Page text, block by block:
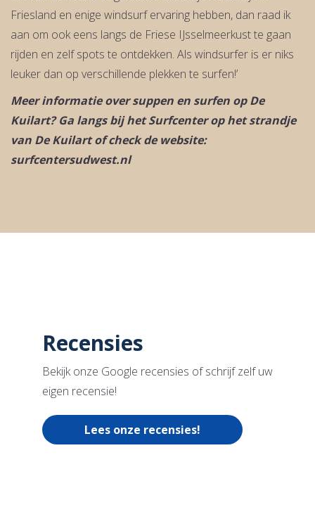
Friesland en enige windsurf ervaring hebben, dan raad ik
aan om ook eens langs de Friese IJsselmeerkust te gaan
rijden en zelf spots te ontdekken. Als windsurfer is er niks
leuker dan op verschillende plekken te surfen!’
Meer informatie over suppen en surfen op De
Kuilart? Ga langs bij het Surfcenter op het strandje
van De Kuilart of check de website:
surfcentersudwest.nl
Recensies
Bekijk onze Google recensies of schrijf zelf uw
eigen recensie!
Lees onze recensies!